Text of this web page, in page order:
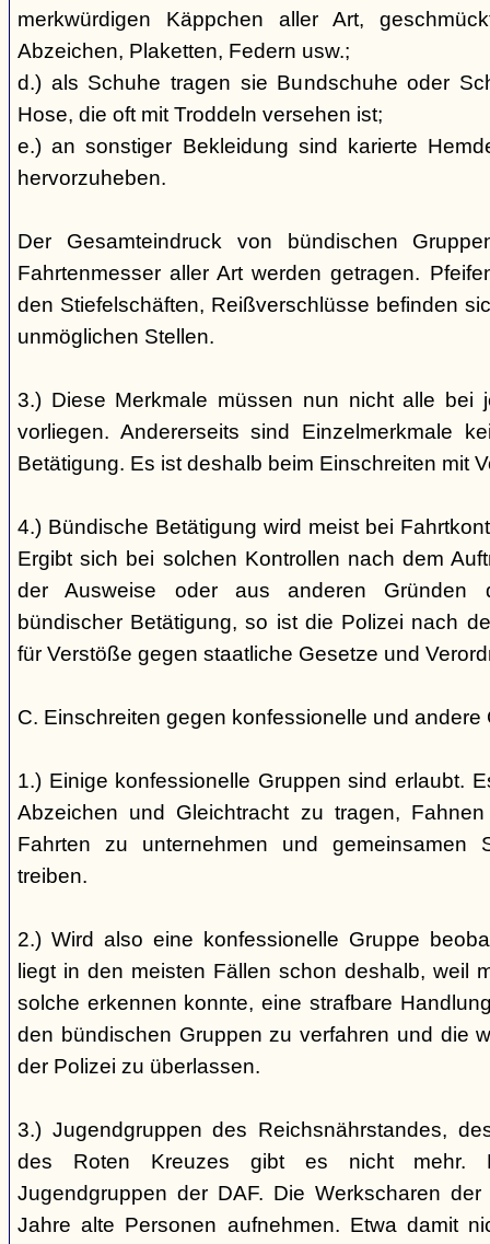
merkwürdigen Käppchen aller Art,
Abzeichen, Plaketten, Federn usw.;
d.) als Schuhe tragen sie Bundschuhe oder
Hose, die oft mit Troddeln versehen ist;
e.) an sonstiger Bekleidung sind karierte
hervorzuheben.
Der Gesamteindruck von bündischen
Fahrtenmesser aller Art werden getragen.
den Stiefelschäften, Reißverschlüsse befinden
unmöglichen Stellen.
3.) Diese Merkmale müssen nun nicht alle bei
vorliegen. Andererseits sind Einzelmerkmale
Betätigung. Es ist deshalb beim Einschreiten mit
4.) Bündische Betätigung wird meist bei
Ergibt sich bei solchen Kontrollen nach dem
der Ausweise oder aus anderen Gründen
bündischer Betätigung, so ist die Polizei nach
für Verstöße gegen staatliche Gesetze und
C. Einschreiten gegen konfessionelle und andere
1.) Einige konfessionelle Gruppen sind erlaubt.
Abzeichen und Gleichtracht zu tragen,
Fahrten zu unternehmen und gemeinsamen
treiben.
2.) Wird also eine konfessionelle Gruppe
liegt in den meisten Fällen schon deshalb, weil
solche erkennen konnte, eine strafbare
den bündischen Gruppen zu verfahren und die
der Polizei zu überlassen.
3.) Jugendgruppen des Reichsnährstandes,
des Roten Kreuzes gibt es nicht mehr.
Jugendgruppen der DAF. Die Werkscharen
Jahre alte Personen aufnehmen. Etwa damit